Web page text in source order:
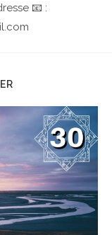
📧 :